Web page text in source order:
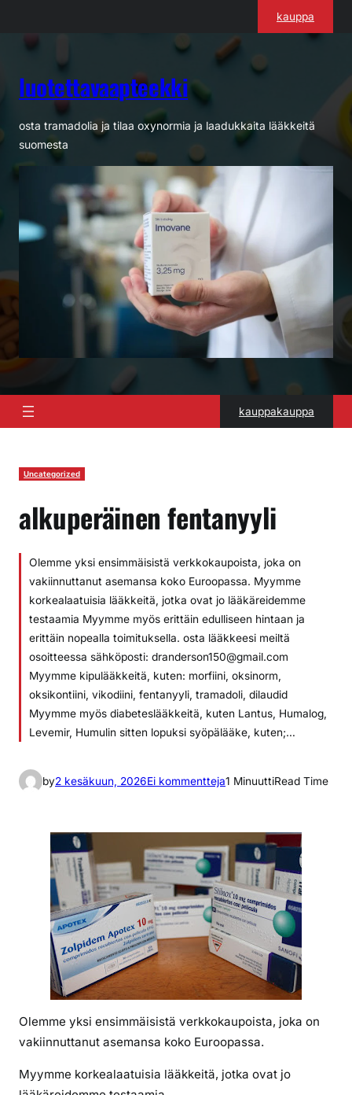
kauppa
luotettavaapteekki
osta tramadolia ja tilaa oxynormia ja laadukkaita lääkkeitä
suomesta
kauppakauppa
Uncategorized
alkuperäinen fentanyyli
Olemme yksi ensimmäisistä verkkokaupoista, joka on
vakiinnuttanut asemansa koko Euroopassa. Myymme
korkealaatuisia lääkkeitä, jotka ovat jo lääkäreidemme
testaamia Myymme myös erittäin edulliseen hintaan ja
erittäin nopealla toimituksella. osta lääkkeesi meiltä
osoitteessa sähköposti: dranderson150@gmail.com
Myymme kipulääkkeitä, kuten: morfiini, oksinorm,
oksikontiini, vikodiini, fentanyyli, tramadoli, dilaudid
Myymme myös diabeteslääkkeitä, kuten Lantus, Humalog,
Levemir, Humulin sitten lopuksi syöpälääke, kuten;…
by2 kesäkuun, 2026Ei kommenttejaa
k
e
l
i
a
k
u
e
1 MinuuttiRead Time
Olemme yksi ensimmäisistä verkkokaupoista, joka on
vakiinnuttanut asemansa koko Euroopassa.
Myymme korkealaatuisia lääkkeitä, jotka ovat jo